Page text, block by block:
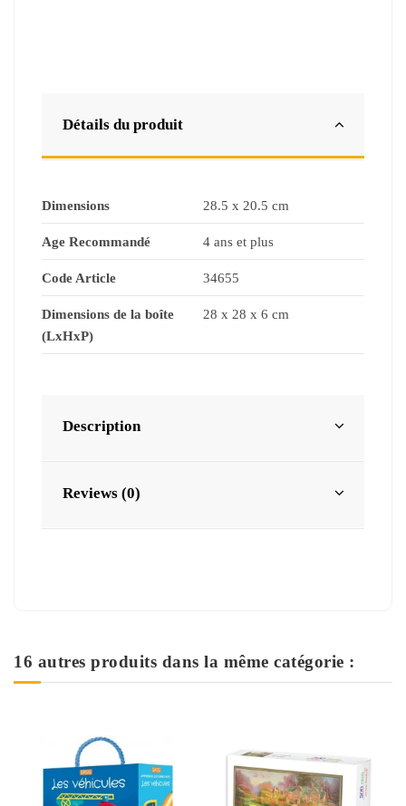
Détails du produit
Dimensions 28.5 x 20.5 cm
Age Recommandé 4 ans et plus
Code Article 34655
Dimensions de la boîte
(LxHxP)
28 x 28 x 6 cm
Description
Reviews (0)
16 autres produits dans la même catégorie :